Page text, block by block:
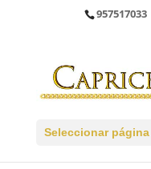
957517033
Seleccionar página